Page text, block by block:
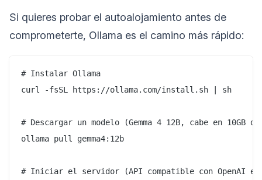
Si quieres probar el autoalojamiento antes de
comprometerte, Ollama es el camino más rápido:
# Instalar Ollama
curl -fsSL https://ollama.com/install.sh | sh
# Descargar un modelo (Gemma 4 12B, cabe en 10GB de
ollama pull gemma4:12b
# Iniciar el servidor (API compatible con OpenAI